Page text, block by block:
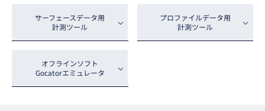
サーフェースデータ用
計測ツール
プロファイルデータ用
計測ツール
オフラインソフト
Gocatorエミュレータ